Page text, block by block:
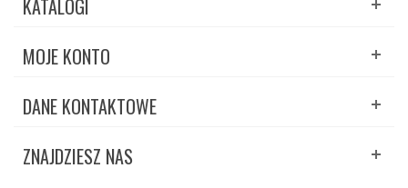
KATALOGI
MOJE KONTO
DANE KONTAKTOWE
ZNAJDZIESZ NAS